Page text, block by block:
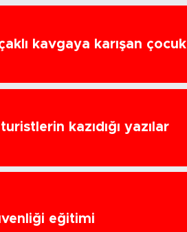
kavgaya karışan çocuk
kazıdığı yazılar
eğitimi